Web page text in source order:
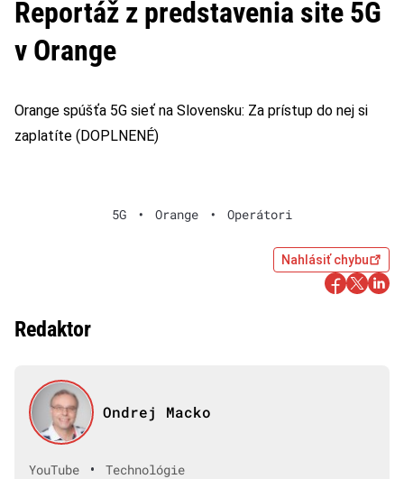
Reportáž z predstavenia site 5G
v Orange
Orange spúšťa 5G sieť na Slovensku: Za prístup do nej si
zaplatíte (DOPLNENÉ)
5G • Orange • Operátori
Nahlásiť chybu
Redaktor
Ondrej Macko
YouTube • Technológie